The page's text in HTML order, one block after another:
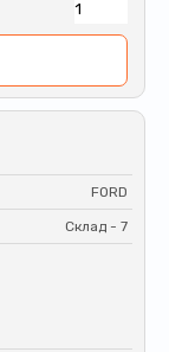
FORD
Склад - 7